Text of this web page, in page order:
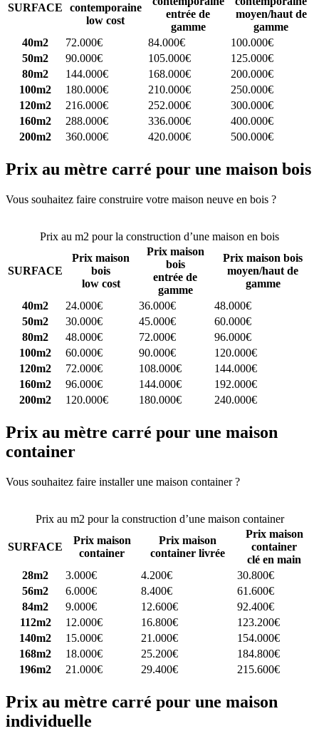
SURFACE
contemporaine
low cost
entrée de
gamme
moyen/haut de
gamme
40m2
72.000€ 84.000€
100.000€
50m2
90.000€ 105.000€
125.000€
80m2
144.000€ 168.000€
200.000€
100m2
180.000€ 210.000€
250.000€
120m2
216.000€ 252.000€
300.000€
160m2
288.000€ 336.000€
400.000€
200m2
360.000€ 420.000€ 500.000€
Prix au mètre carré pour une maison bois
Vous souhaitez faire construire votre maison neuve en bois ?
Prix au m2 pour la construction d’une maison en bois
SURFACE
Prix maison
bois
low cost
Prix maison
bois
entrée de
gamme
Prix maison bois
moyen/haut de
gamme
40m2
24.000€ 36.000€
48.000€
50m2
30.000€ 45.000€
60.000€
80m2
48.000€ 72.000€
96.000€
100m2
60.000€ 90.000€
120.000€
120m2
72.000€ 108.000€
144.000€
160m2
96.000€ 144.000€
192.000€
200m2
120.000€ 180.000€ 240.000€
Prix au mètre carré pour une maison
container
Vous souhaitez faire installer une maison container ?
Prix au m2 pour la construction d’une maison container
SURFACE
Prix maison
container
Prix maison
container livrée
Prix maison
container
clé en main
28m2
3.000€ 4.200€
30.800€
56m2
6.000€ 8.400€
61.600€
84m2
9.000€ 12.600€
92.400€
112m2
12.000€ 16.800€
123.200€
140m2
15.000€ 21.000€
154.000€
168m2
18.000€ 25.200€
184.800€
196m2
21.000€ 29.400€ 215.600€
Prix au mètre carré pour une maison
individuelle